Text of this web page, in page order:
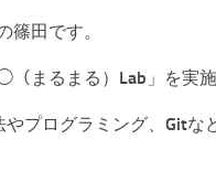
田です。
まるまる）Lab」を実施
プログラミング、Gitな